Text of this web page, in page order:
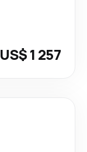
US$ 1 257